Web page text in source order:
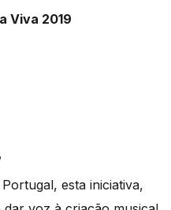
Viva 2019
esta iniciativa,